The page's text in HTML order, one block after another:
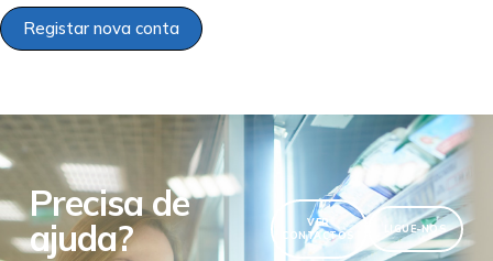
Registar nova conta
Precisa de
ajuda?
VER
CONTACTOS
LIGUE-NOS